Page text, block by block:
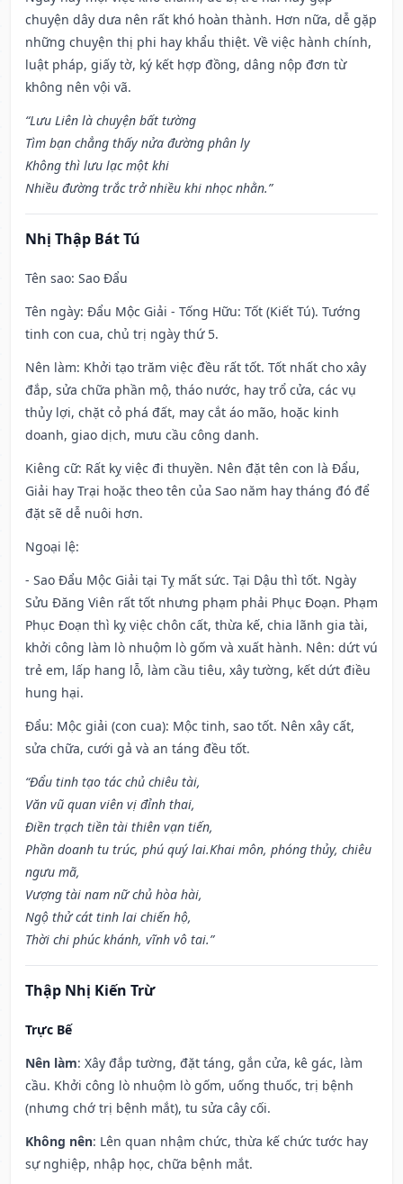
chuyện dây dưa nên rất khó hoàn thành. Hơn nữa, dễ gặp
những chuyện thị phi hay khẩu thiệt. Về việc hành chính,
luật pháp, giấy tờ, ký kết hợp đồng, dâng nộp đơn từ
không nên vội vã.
“Lưu Liên là chuyện bất tường
Tìm bạn chẳng thấy nửa đường phân ly
Không thì lưu lạc một khi
Nhiều đường trắc trở nhiều khi nhọc nhằn.”
Nhị Thập Bát Tú
Tên sao: Sao Đẩu
Tên ngày: Đẩu Mộc Giải - Tống Hữu: Tốt (Kiết Tú). Tướng
tinh con cua, chủ trị ngày thứ 5.
Nên làm: Khởi tạo trăm việc đều rất tốt. Tốt nhất cho xây
đắp, sửa chữa phần mộ, tháo nước, hay trổ cửa, các vụ
thủy lợi, chặt cỏ phá đất, may cắt áo mão, hoặc kinh
doanh, giao dịch, mưu cầu công danh.
Kiêng cữ: Rất kỵ việc đi thuyền. Nên đặt tên con là Đẩu,
Giải hay Trại hoặc theo tên của Sao năm hay tháng đó để
đặt sẽ dễ nuôi hơn.
Ngoại lệ:
- Sao Đẩu Mộc Giải tại Tỵ mất sức. Tại Dậu thì tốt. Ngày
Sửu Đăng Viên rất tốt nhưng phạm phải Phục Đoạn. Phạm
Phục Đoạn thì kỵ việc chôn cất, thừa kế, chia lãnh gia tài,
khởi công làm lò nhuộm lò gốm và xuất hành. Nên: dứt vú
trẻ em, lấp hang lỗ, làm cầu tiêu, xây tường, kết dứt điều
hung hại.
Đẩu: Mộc giải (con cua): Mộc tinh, sao tốt. Nên xây cất,
sửa chữa, cưới gả và an táng đều tốt.
“Đẩu tinh tạo tác chủ chiêu tài,
Văn vũ quan viên vị đỉnh thai,
Điền trạch tiền tài thiên vạn tiến,
Phần doanh tu trúc, phú quý lai.Khai môn, phóng thủy, chiêu
ngưu mã,
Vượng tài nam nữ chủ hòa hài,
Ngộ thử cát tinh lai chiến hộ,
Thời chi phúc khánh, vĩnh vô tai.”
Thập Nhị Kiến Trừ
Trực Bế
Nên làm: Xây đắp tường, đặt táng, gắn cửa, kê gác, làm
cầu. Khởi công lò nhuộm lò gốm, uống thuốc, trị bệnh
(nhưng chớ trị bệnh mắt), tu sửa cây cối.
Không nên: Lên quan nhậm chức, thừa kế chức tước hay
sự nghiệp, nhập học, chữa bệnh mắt.